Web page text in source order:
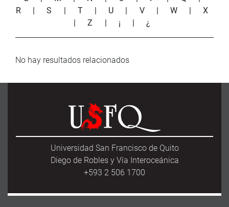
R
|S | T | U | V |W |X
|Z | ¡ |¿
No hay resultados relacionados
Universidad San Francisco de Quito
Diego de Robles y Vía Interoceánica
+593 2 506 1700